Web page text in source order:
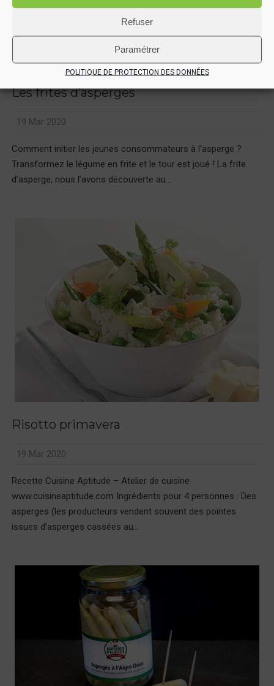
Refuser
Paramétrer
POLITIQUE DE PROTECTION DES DONNÉES
Les frites d’asperges
19 Mar 2020
Comment initier les jeunes consommateurs à l’asperge ?
Transformez le légume en frite et le tour est joué ! La frite
d’asperge, nous l’avons découverte au...
Risotto primavera
19 Mar 2020
Recette Cuisine Aptitude – Atelier de cuisine
www.cuisineaptitude.com Ingrédients pour 4 personnes : Des
asperges (les producteurs vendent souvent des pointes
issues d’asperges cassées au...